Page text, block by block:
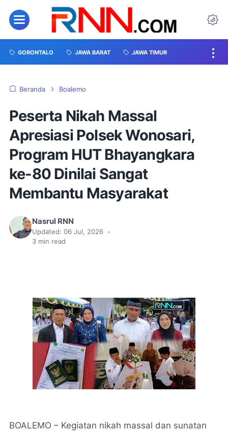
GORONTALO JAWA BARAT JAWA TIMUR
Beranda Boalemo
Peserta Nikah Massal
Apresiasi Polsek Wonosari,
Program HUT Bhayangkara
ke-80 Dinilai Sangat
Membantu Masyarakat
Nasrul RNN
Updated: 06 Jul, 2026 •
3 min read
BOALEMO – Kegiatan nikah massal dan sunatan